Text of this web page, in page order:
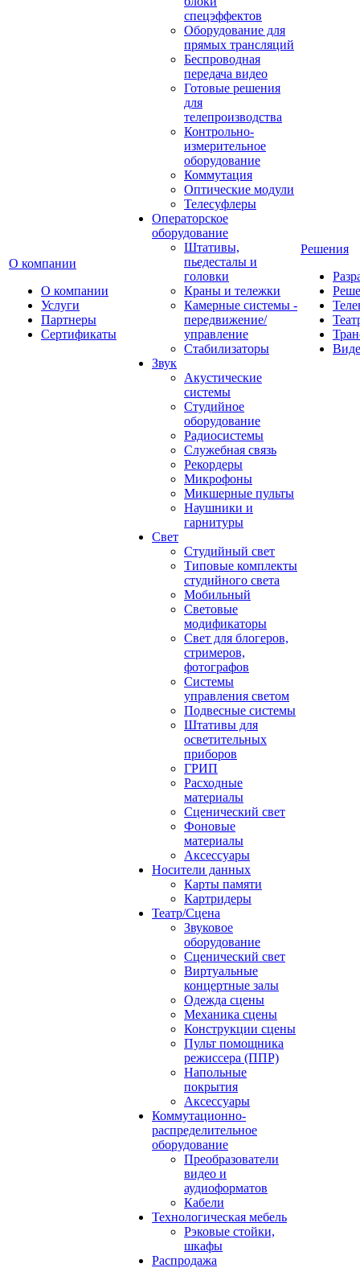
О компании
О компании
Услуги
Партнеры
Сертификаты
спецэффектов
Оборудование для
прямых трансляций
Беспроводная
передача видео
Готовые решения
для
телепроизводства
Контрольно-
измерительное
оборудование
Коммутация
Оптические модули
Телесуфлеры
Операторское
оборудование
Штативы,
пьедесталы и
головки
Краны и тележки
Камерные системы -
передвижение/
управление
Стабилизаторы
Звук
Акустические
системы
Студийное
оборудование
Радиосистемы
Служебная связь
Рекордеры
Микрофоны
Микшерные пульты
Наушники и
гарнитуры
Свет
Студийный свет
Типовые комплекты
студийного света
Мобильный
Световые
модификаторы
Свет для блогеров,
стримеров,
фотографов
Системы
управления светом
Подвесные системы
Штативы для
осветительных
приборов
ГРИП
Расходные
материалы
Сценический свет
Фоновые
материалы
Аксессуары
Носители данных
Карты памяти
Картридеры
Театр/Сцена
Звуковое
оборудование
Сценический свет
Виртуальные
концертные залы
Одежда сцены
Механика сцены
Конструкции сцены
Пульт помощника
режиссера (ППР)
Напольные
покрытия
Аксессуары
Коммутационно-
распределительное
оборудование
Преобразователи
видео и
аудиоформатов
Кабели
Технологическая мебель
Рэковые стойки,
шкафы
Распродажа
Решения